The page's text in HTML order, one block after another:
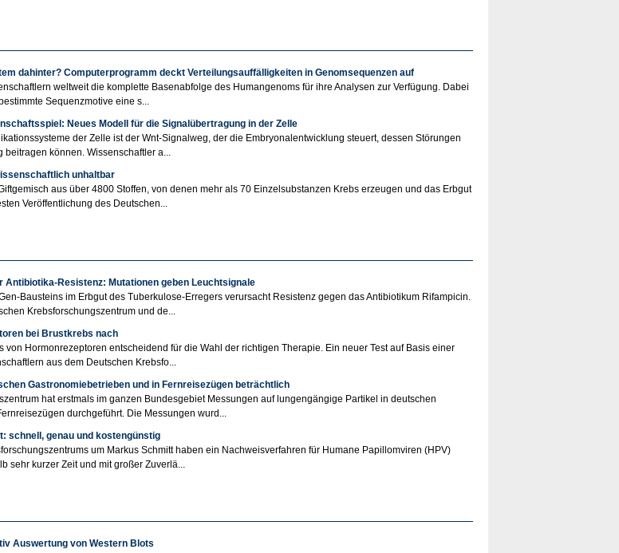
dahinter? Computerprogramm deckt Verteilungsauffälligkeiten in Genomsequenzen auf
weltweit die komplette Basenabfolge des Humangenoms für ihre Analysen zur Verfügung. Dabei
Sequenzmotive eine s...
Neues Modell für die Signalübertragung in der Zelle
der Zelle ist der Wnt-Signalweg, der die Embryonalentwicklung steuert, dessen Störungen
beitragen können. Wissenschaftler a...
unhaltbar
aus über 4800 Stoffen, von denen mehr als 70 Einzelsubstanzen Krebs erzeugen und das Erbgut
Veröffentlichung des Deutschen...
Antibiotika-Resistenz: Mutationen geben Leuchtsignale
Bausteins im Erbgut des Tuberkulose-Erregers verursacht Resistenz gegen das Antibiotikum Rifampicin.
Krebsforschungszentrum und de...
bei Brustkrebs nach
von Hormonrezeptoren entscheidend für die Wahl der richtigen Therapie. Ein neuer Test auf Basis einer
aus dem Deutschen Krebsfo...
Gastronomiebetrieben und in Fernreisezügen beträchtlich
hat erstmals im ganzen Bundesgebiet Messungen auf lungengängige Partikel in deutschen
durchgeführt. Die Messungen wurd...
schnell, genau und kostengünstig
um Markus Schmitt haben ein Nachweisverfahren für Humane Papillomviren (HPV)
sehr kurzer Zeit und mit großer Zuverlä...
Auswertung von Western Blots